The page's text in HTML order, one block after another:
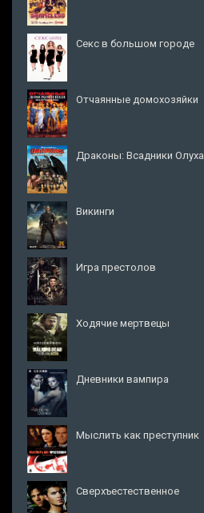
Секс в большом городе
Отчаянные домохозяйки
Драконы: Всадники Олуха
Викинги
Игра престолов
Ходячие мертвецы
Дневники вампира
Мыслить как преступник
Сверхъестественное